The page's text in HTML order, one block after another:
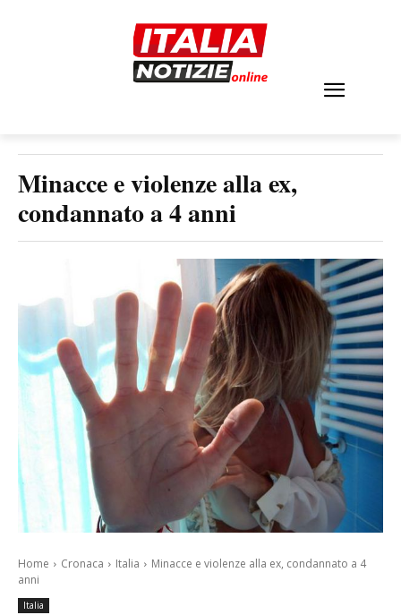
Minacce e violenze alla ex,
condannato a 4 anni
Home Cronaca Italia
Minacce e violenze alla ex, condannato a 4
anni
Italia